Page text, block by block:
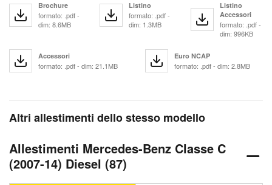
Brochure
formato: .pdf -
dim: 8.6MB
Listino
formato: .pdf -
dim: 1.3MB
Listino
Accessori
formato: .pdf -
dim: 996KB
Accessori
formato: .pdf - dim: 21.1MB
Euro NCAP
formato: .pdf - dim: 2.8MB
Altri allestimenti dello stesso modello
Allestimenti Mercedes-Benz Classe C
(2007-14) Diesel (87)